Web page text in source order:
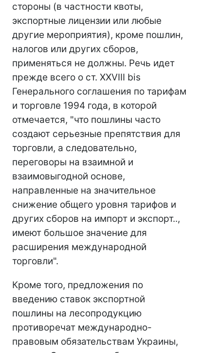
стороны (в частности квоты,
экспортные лицензии или любые
другие мероприятия), кроме пошлин,
налогов или других сборов,
применяться не должны. Речь идет
прежде всего о ст. XXVIII bis
Генерального соглашения по тарифам
и торговле 1994 года, в которой
отмечается, "что пошлины часто
создают серьезные препятствия для
торговли, а следовательно,
переговоры на взаимной и
взаимовыгодной основе,
направленные на значительное
снижение общего уровня тарифов и
других сборов на импорт и экспорт..,
имеют большое значение для
расширения международной
торговли".
Кроме того, предложения по
введению ставок экспортной
пошлины на лесопродукцию
противоречат международно-
правовым обязательствам Украины,